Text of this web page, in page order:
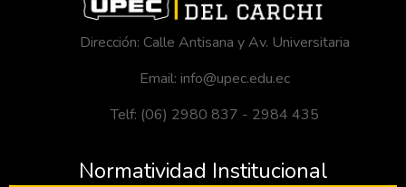
Dirección: Calle Antisana y Av. Universitaria
Email: info@upec.edu.ec
Telf: (06) 2980 837 - 2984 435
Normatividad Institucional